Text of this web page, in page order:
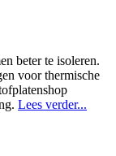
beter te isoleren.
voor thermische
Lees verder...